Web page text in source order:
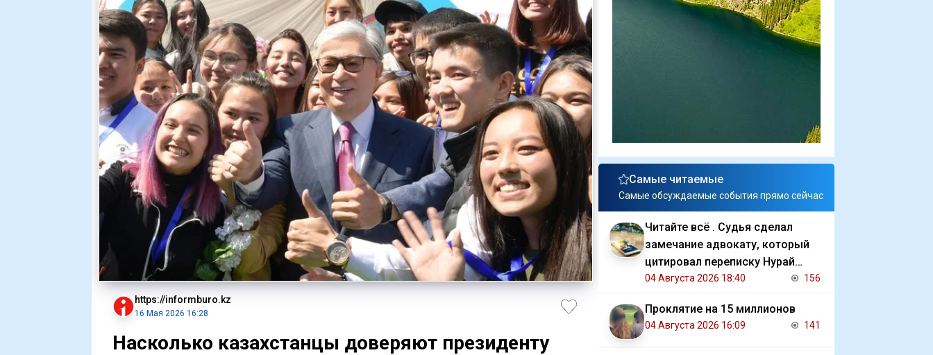
https://informburo.kz
16 Мая 2026 16:28
Насколько казахстанцы доверяют президенту
Самые читаемые
Самые обсуждаемые события прямо сейчас
Читайте всё . Судья сделал
замечание адвокату, который
цитировал переписку Нурай
Серикбай с обвиняемым
04 Августа 2026 18:40 156
Проклятие на 15 миллионов
04 Августа 2026 16:09 141